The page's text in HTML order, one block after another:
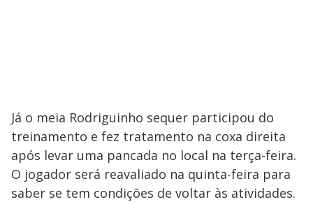
Já o meia Rodriguinho sequer participou do
treinamento e fez tratamento na coxa direita
após levar uma pancada no local na terça-feira.
O jogador será reavaliado na quinta-feira para
saber se tem condições de voltar às atividades.